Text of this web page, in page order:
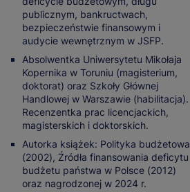
publicznym, bankructwach,
bezpieczeństwie finansowym i
audycie wewnętrznym w JSFP.
Absolwentka Uniwersytetu Mikołaja
Kopernika w Toruniu (magisterium,
doktorat) oraz Szkoły Głównej
Handlowej w Warszawie (habilitacja).
Recenzentka prac licencjackich,
magisterskich i doktorskich.
Autorka książek: Polityka budżetowa
(2002), Źródła finansowania deficytu
budżetu państwa w Polsce (2012)
oraz nagrodzonej w 2024 r.